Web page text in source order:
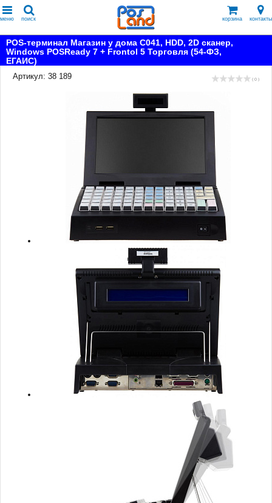
меню поиск корзина контакты
POS-терминал Магазин у дома С041, HDD, 2D сканер,
Windows POSReady 7 + Frontol 5 Торговля (54-ФЗ,
ЕГАИС)
Артикул: 38 189
( 0 )